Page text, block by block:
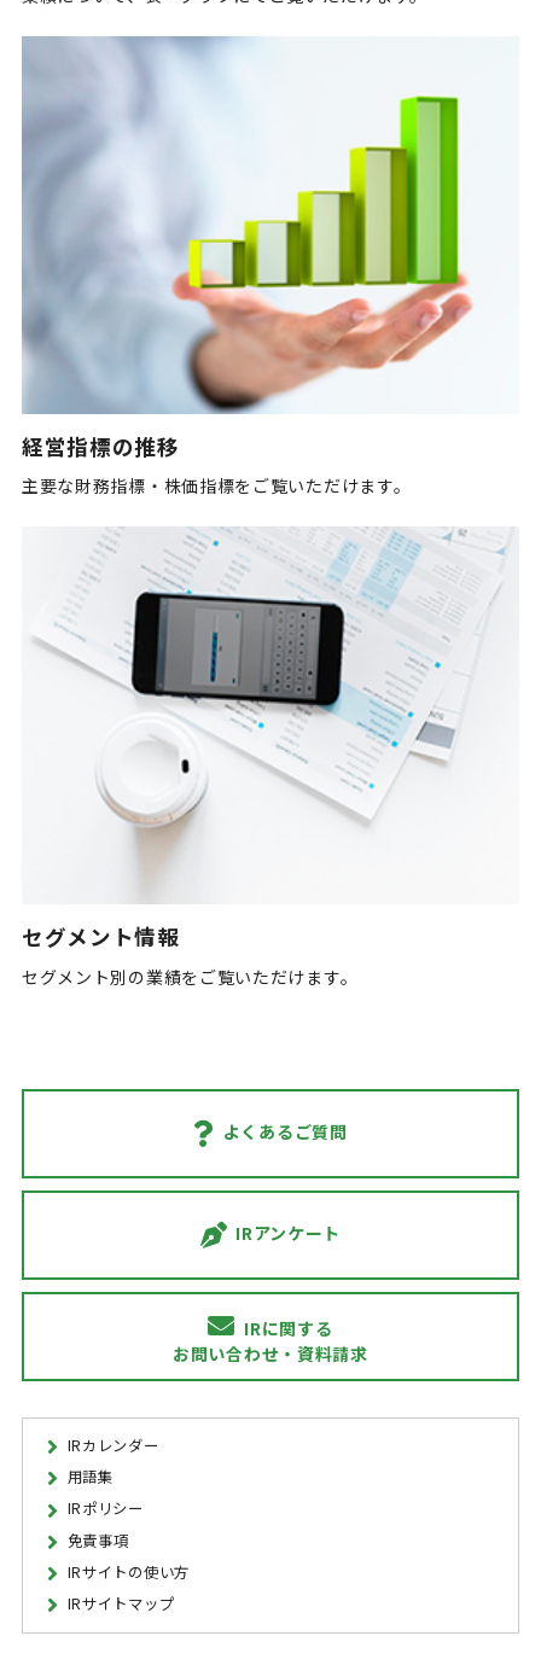
経営指標の推移
主要な財務指標・株価指標をご覧いただけます。
セグメント情報
セグメント別の業績をご覧いただけます。
よくあるご質問
IRアンケート
IRに関する
お問い合わせ・資料請求
IRカレンダー
用語集
IRポリシー
免責事項
IRサイトの使い方
IRサイトマップ